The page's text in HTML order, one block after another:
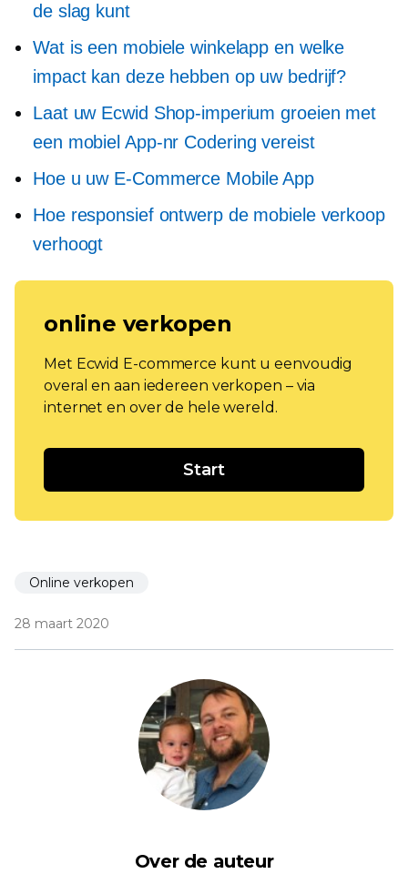
de slag kunt
Wat is een mobiele winkelapp en welke
impact kan deze hebben op uw bedrijf?
Laat uw Ecwid Shop-imperium groeien met
een mobiel App-nr Codering vereist
Hoe u uw E-Commerce Mobile App
Hoe responsief ontwerp de mobiele verkoop
verhoogt
online verkopen
Met Ecwid E-commerce kunt u eenvoudig
overal en aan iedereen verkopen – via
internet en over de hele wereld.
Start
Online verkopen
28 maart 2020
Over de auteur